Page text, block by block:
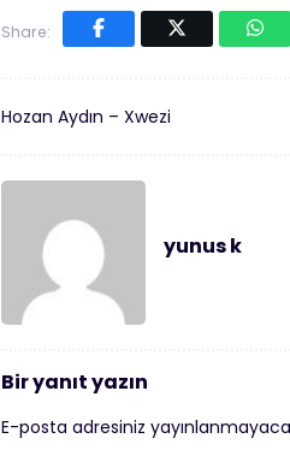
Share:
Hozan Aydın – Xwezi
yunus k
Bir yanıt yazın
E-posta adresiniz